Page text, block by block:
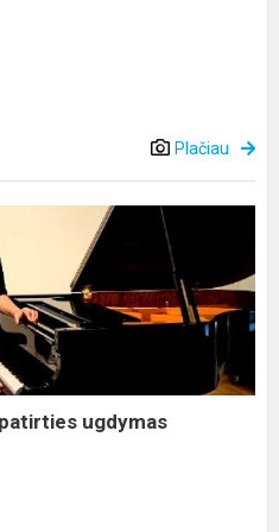
Plačiau
ugdymas